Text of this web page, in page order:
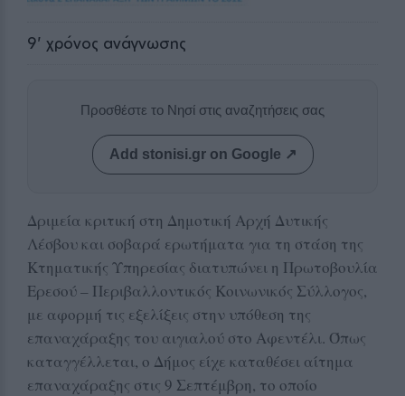
9' χρόνος ανάγνωσης
Προσθέστε το Νησί στις αναζητήσεις σας
Add stonisi.gr on Google ↗
Δριμεία κριτική στη Δημοτική Αρχή Δυτικής
Λέσβου και σοβαρά ερωτήματα για τη στάση της
Κτηματικής Υπηρεσίας διατυπώνει η Πρωτοβουλία
Ερεσού – Περιβαλλοντικός Κοινωνικός Σύλλογος,
με αφορμή τις εξελίξεις στην υπόθεση της
επαναχάραξης του αιγιαλού στο Αφεντέλι. Όπως
καταγγέλλεται, ο Δήμος είχε καταθέσει αίτημα
επαναχάραξης στις 9 Σεπτέμβρη, το οποίο